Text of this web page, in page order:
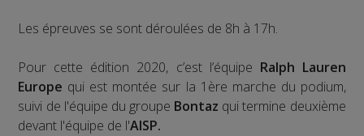
Les épreuves se sont déroulées de 8h à 17h.
Pour cette édition 2020, c’est l’équipe Ralph Lauren
Europe qui est montée sur la 1ère marche du podium,
suivi de l'équipe du groupe Bontaz qui termine deuxième
devant l'équipe de l'AISP.